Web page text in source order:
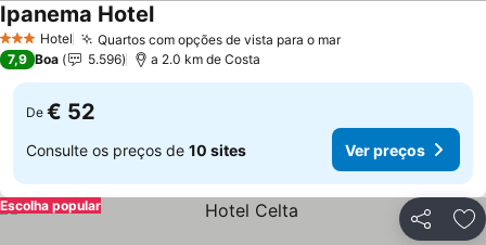
3 EstrelasHotel Quartos com opções de vista para o mar
Ipanema Hotel
7,9 Boa 5.596 a 2.0 km de Costa
De € 52
Consulte os preços de 10 sites Ver preços
Partilhar
Escolha popular